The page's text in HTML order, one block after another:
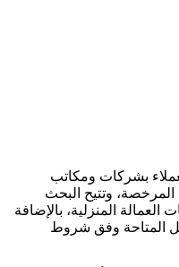
بشركات ومكاتب
المرخصة، وتتيح البحث
المنزلية، بالإضافة
المتاحة وفق شروط